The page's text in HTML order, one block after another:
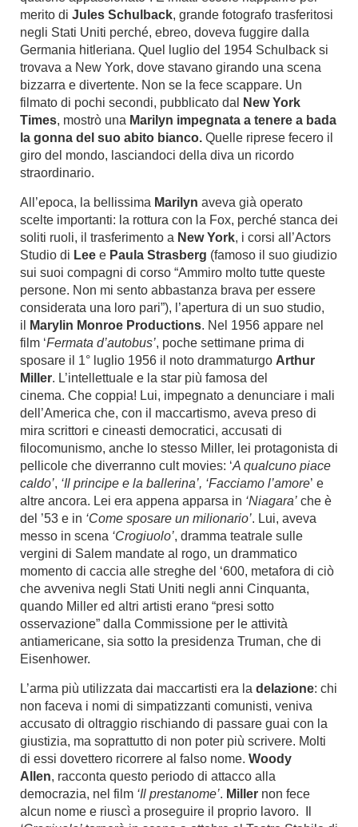
merito di Jules Schulback, grande fotografo trasferitosi
negli Stati Uniti perché, ebreo, doveva fuggire dalla
Germania hitleriana. Quel luglio del 1954 Schulback si
trovava a New York, dove stavano girando una scena
bizzarra e divertente. Non se la fece scappare. Un
filmato di pochi secondi, pubblicato dal
New York
Times, mostrò una Marilyn impegnata a tenere a bada
la gonna del suo abito bianco. Quelle riprese fecero il
giro del mondo, lasciandoci della diva un ricordo
straordinario.
All’epoca, la bellissima Marilyn aveva già operato
scelte importanti: la rottura con la Fox, perché stanca dei
soliti ruoli, il trasferimento a New York, i corsi all’Actors
Studio di Lee e Paula Strasberg (famoso il suo giudizio
sui suoi compagni di corso “Ammiro molto tutte queste
persone. Non mi sento abbastanza brava per essere
considerata una loro pari”), l’apertura di un suo studio,
il
Marylin Monroe Productions. Nel 1956 appare nel
film ‘Fermata d’autobus’, poche settimane prima di
sposare il 1° luglio 1956 il noto drammaturgo Arthur
Miller. L’intellettuale e la star più famosa del
cinema. Che coppia! Lui, impegnato a denunciare i mali
dell’America che, con il maccartismo, aveva preso di
mira scrittori e cineasti democratici, accusati di
filocomunismo, anche lo stesso Miller, lei protagonista di
pellicole che diverranno cult movies: ‘A qualcuno piace
caldo’, ‘Il principe e la ballerina’, ‘Facciamo l’amore’ e
altre ancora. Lei era appena apparsa in ‘Niagara’ che è
del ’53 e in ‘Come sposare un milionario’. Lui, aveva
messo in scena ‘Crogiuolo’, dramma teatrale sulle
vergini di Salem mandate al rogo, un drammatico
momento di caccia alle streghe del ‘600, metafora di ciò
che avveniva negli Stati Uniti negli anni Cinquanta,
quando Miller ed altri artisti erano “presi sotto
osservazione” dalla Commissione per le attività
antiamericane, sia sotto la presidenza Truman, che di
Eisenhower.
L’arma più utilizzata dai maccartisti era la delazione: chi
non faceva i nomi di simpatizzanti comunisti, veniva
accusato di oltraggio rischiando di passare guai con la
giustizia, ma soprattutto di non poter più scrivere. Molti
di essi dovettero ricorrere al falso nome. Woody
Allen, racconta questo periodo di attacco alla
democrazia, nel film ‘Il prestanome’. Miller non fece
alcun nome e riuscì a proseguire il proprio lavoro. Il